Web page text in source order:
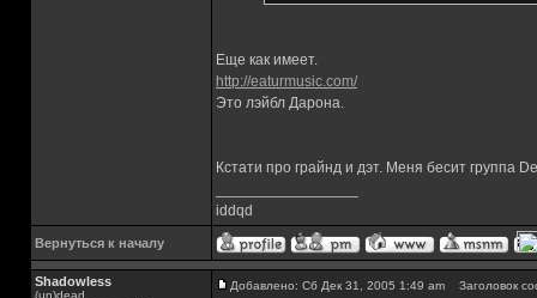
Еще как имеет.
http://eaturmusic.com/
Это лэйбл Дарона.
Кстати про грайнд и дэт. Меня бесит группа
iddqd
Вернуться к началу
Shadowless
(un)dead
Добавлено: Сб Дек 31, 2005 1:49 am Заголовок